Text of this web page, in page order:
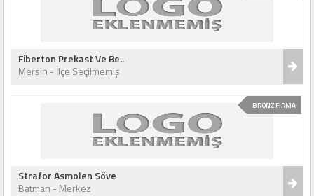
Fiberton Prekast Ve Be..
Mersin - İlçe Seçilmemiş
BRONZ FİRMA
Strafor Asmolen Söve
Batman - Merkez